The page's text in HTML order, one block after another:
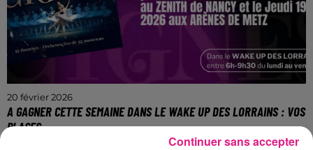
20 février 2026
A GAGNER CETTE SEMAINE DANS LE WAKE UP DES LORRAINS : VOS
PLACES...
Du lundi au vendredi entre 6h et 9h30 sur D!RECT
Continuer sans accepter